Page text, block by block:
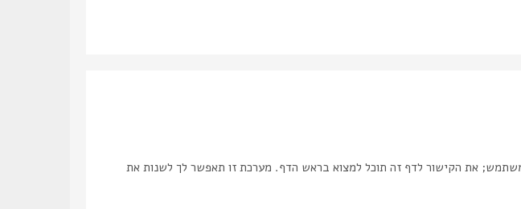
את הקישור לדף זה תוכל למצוא בראש הדף. מערכת זו תאפשר לך לשנות את